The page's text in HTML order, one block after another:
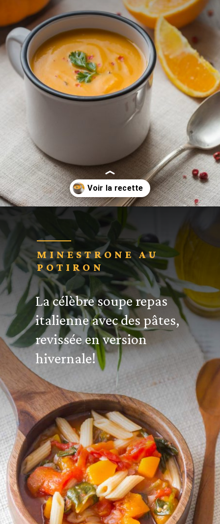
Ouverture
La célèbre soupe repas
italienne avec des pâtes,
revissée en version
hivernale!
MINESTRONE AU
POTIRON